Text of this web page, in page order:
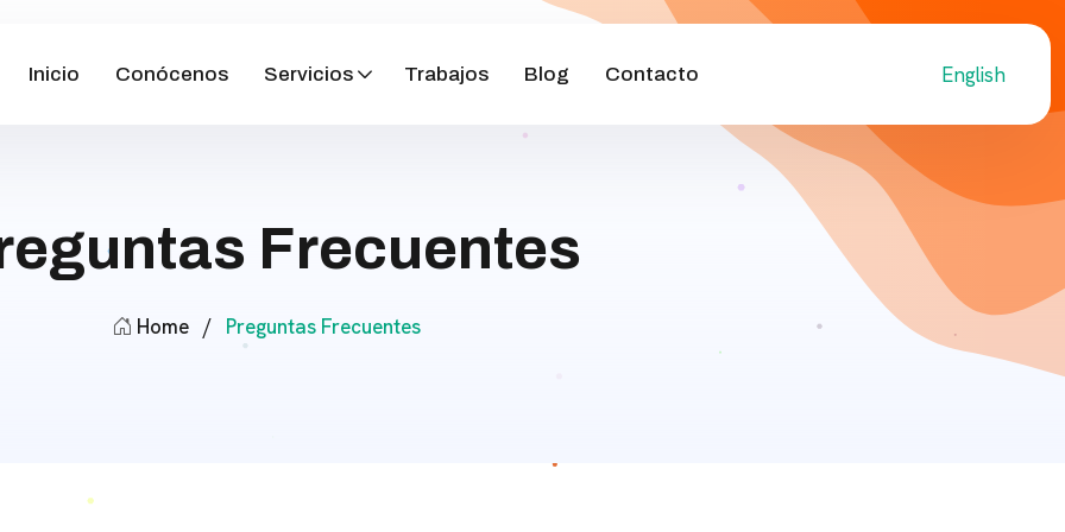
Inicio Conócenos Servicios Trabajos Blog Contacto English
Frecuentes
Home / Preguntas Frecuentes